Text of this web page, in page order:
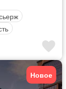
Новое